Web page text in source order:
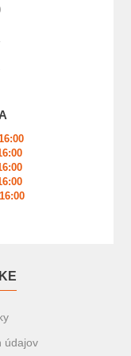
údajov